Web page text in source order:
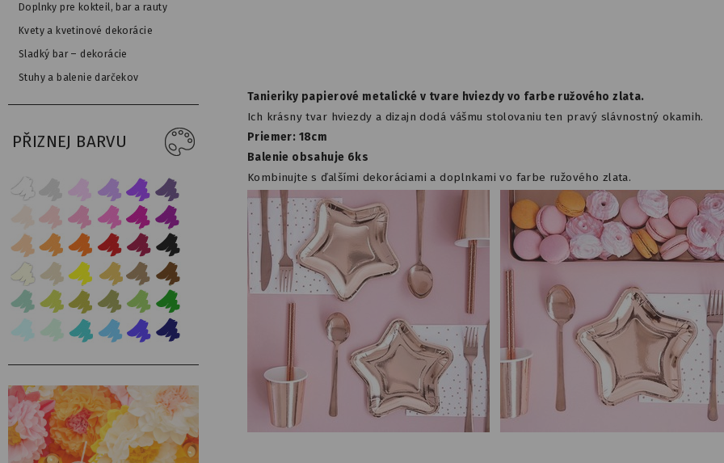
Doplnky pre kokteil, bar a rauty
Kvety a kvetinové dekorácie
Sladký bar – dekorácie
Stuhy a balenie darčekov
PŘIZNEJ BARVU
Tanieriky papierové metalické v tvare hviezdy vo farbe ružového zlata.
Ich krásny tvar hviezdy a dizajn dodá vášmu stolovaniu ten pravý slávnostný okamih.
Priemer: 18cm
Balenie obsahuje 6ks
Kombinujte s ďalšími dekoráciami a doplnkami vo farbe ružového zlata.